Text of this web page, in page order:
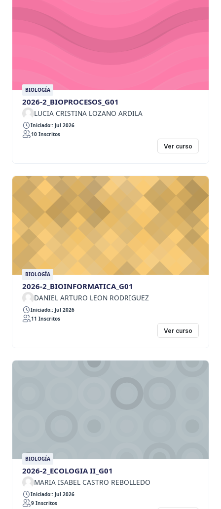
BIOLOGÍA
2026-2_BIOPROCESOS_G01
LUCIA CRISTINA LOZANO ARDILA
Iniciado:: Jul 2026
10 Inscritos
Ver curso
BIOLOGÍA
2026-2_BIOINFORMATICA_G01
DANIEL ARTURO LEON RODRIGUEZ
Iniciado:: Jul 2026
11 Inscritos
Ver curso
BIOLOGÍA
2026-2_ECOLOGIA II_G01
MARIA ISABEL CASTRO REBOLLEDO
Iniciado:: Jul 2026
9 Inscritos